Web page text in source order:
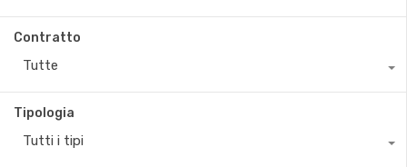
Contratto
Tutte
Tipologia
Tutti i tipi